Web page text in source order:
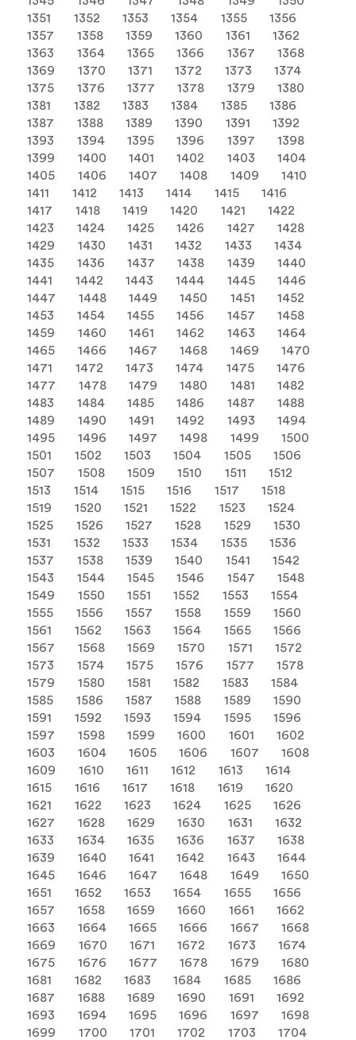
1351
1352 1353 1354 1355
1356
1357
1358 1359 1360 1361
1362
1363
1364 1365 1366 1367
1368
1369
1370 1371 1372 1373
1374
1375
1376 1377 1378 1379
1380
1381
1382 1383 1384 1385
1386
1387
1388 1389 1390 1391
1392
1393
1394 1395 1396 1397
1398
1399
1400 1401 1402 1403
1404
1405
1406 1407 1408 1409
1410
1411
1412 1413 1414 1415
1416
1417
1418 1419 1420 1421
1422
1423
1424 1425 1426 1427
1428
1429
1430 1431 1432 1433
1434
1435
1436 1437 1438 1439
1440
1441
1442 1443 1444 1445
1446
1447
1448 1449 1450 1451
1452
1453
1454 1455 1456 1457
1458
1459
1460 1461 1462 1463
1464
1465
1466 1467 1468 1469
1470
1471
1472 1473 1474 1475
1476
1477
1478 1479 1480 1481
1482
1483
1484 1485 1486 1487
1488
1489
1490 1491 1492 1493
1494
1495
1496 1497 1498 1499
1500
1501
1502 1503 1504 1505
1506
1507
1508 1509 1510 1511
1512
1513
1514 1515 1516 1517
1518
1519
1520 1521 1522 1523
1524
1525
1526 1527 1528 1529
1530
1531
1532 1533 1534 1535
1536
1537
1538 1539 1540 1541
1542
1543
1544 1545 1546 1547
1548
1549
1550 1551 1552 1553
1554
1555
1556 1557 1558 1559
1560
1561
1562 1563 1564 1565
1566
1567
1568 1569 1570 1571
1572
1573
1574 1575 1576 1577
1578
1579
1580 1581 1582 1583
1584
1585
1586 1587 1588 1589
1590
1591
1592 1593 1594 1595
1596
1597
1598 1599 1600 1601
1602
1603
1604 1605 1606 1607
1608
1609
1610 1611 1612 1613
1614
1615
1616 1617 1618 1619
1620
1621
1622 1623 1624 1625
1626
1627
1628 1629 1630 1631
1632
1633
1634 1635 1636 1637
1638
1639
1640 1641 1642 1643
1644
1645
1646 1647 1648 1649
1650
1651
1652 1653 1654 1655
1656
1657
1658 1659 1660 1661
1662
1663
1664 1665 1666 1667
1668
1669
1670 1671 1672 1673
1674
1675
1676 1677 1678 1679
1680
1681
1682 1683 1684 1685
1686
1687
1688 1689 1690 1691
1692
1693
1694 1695 1696 1697
1698
1699
1700 1701 1702 1703
1704